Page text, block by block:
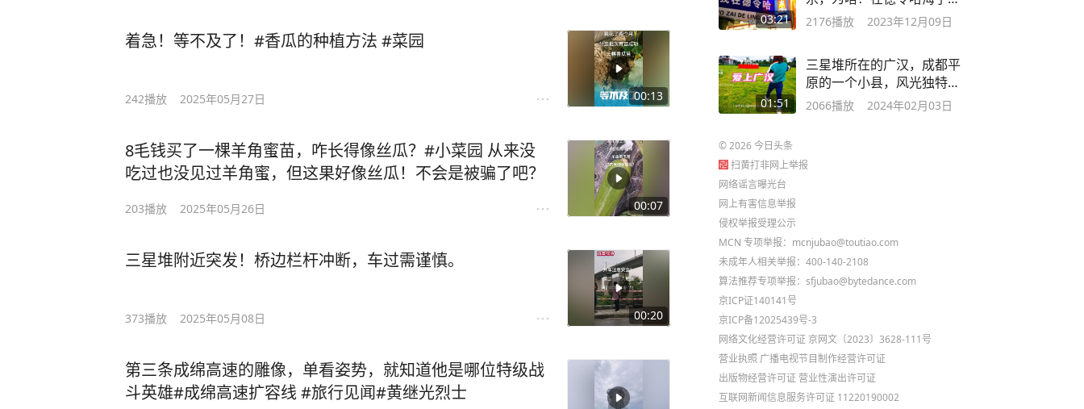
00:13
着急！等不及了！#香瓜的种植方法 #菜园
242播放 2025年05月27日
00:07
8毛钱买了一棵羊角蜜苗，咋长得像丝瓜？#小菜园 从来没
吃过也没见过羊角蜜，但这果好像丝瓜！不会是被骗了吧？
203播放 2025年05月26日
00:20
三星堆附近突发！桥边栏杆冲断，车过需谨慎。
373播放 2025年05月08日
第三条成绵高速的雕像，单看姿势，就知道他是哪位特级战
斗英雄#成绵高速扩容线 #旅行见闻#黄继光烈士
03:21
歌馆，很伤感
2176播放 2023年12月09日
01:51
三星堆所在的广汉，成都平
原的一个小县，风光独特与
众不同
2066播放 2024年02月03日
©2026今日头条
扫黄打非网上举报
网络谣言曝光台
网上有害信息举报
侵权举报受理公示
MCN 专项举报：mcnjubao@toutiao.com
未成年人相关举报：400-140-2108
算法推荐专项举报：sfjubao@bytedance.com
京ICP证140141号
京ICP备12025439号-3
网络文化经营许可证 京网文〔2023〕3628-111号
营业执照 广播电视节目制作经营许可证
出版物经营许可证 营业性演出许可证
互联网新闻信息服务许可证 11220190002